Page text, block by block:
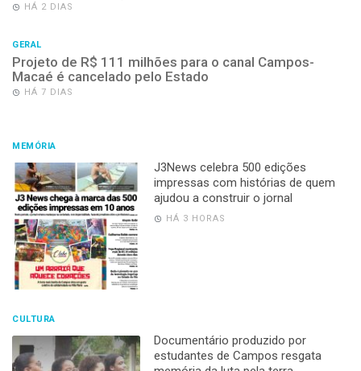
HÁ 2 DIAS
GERAL
Projeto de R$ 111 milhões para o canal Campos-
Macaé é cancelado pelo Estado
HÁ 7 DIAS
MEMÓRIA
J3News celebra 500 edições
impressas com histórias de quem
ajudou a construir o jornal
HÁ 3 HORAS
CULTURA
Documentário produzido por
estudantes de Campos resgata